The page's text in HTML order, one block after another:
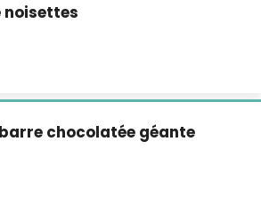
noisettes
chocolatée géante